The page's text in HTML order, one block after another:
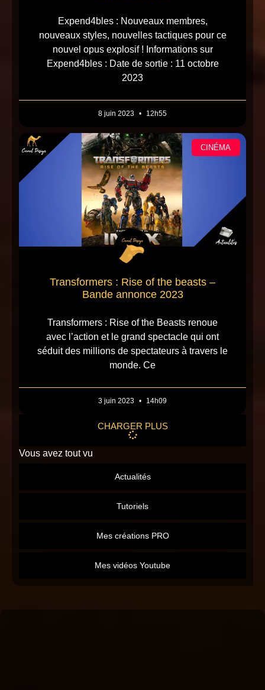
Actualités
Tutoriels
Mes créations PRO
Mes vidéos Youtube
Expend4bles : Nouveaux membres,
nouveaux styles, nouvelles tactiques pour ce
nouvel opus explosif ! Informations sur
Expend4bles : Date de sortie : 11 octobre
2023
8 juin 2023 12h55
CINÉMA
Transformers : Rise of the beasts –
Bande annonce 2023
Transformers : Rise of the Beasts renoue
avec l’action et le grand spectacle qui ont
séduit des millions de spectateurs à travers le
monde. Ce
3 juin 2023 14h09
CHARGER PLUS
Vous avez tout vu